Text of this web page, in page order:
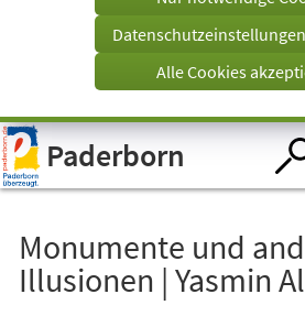
Visuelle
Assistenzsoftware
öffnen.
Tab)
Alle Cookies
Paderborn
Monumente und
Illusionen | Yasmin